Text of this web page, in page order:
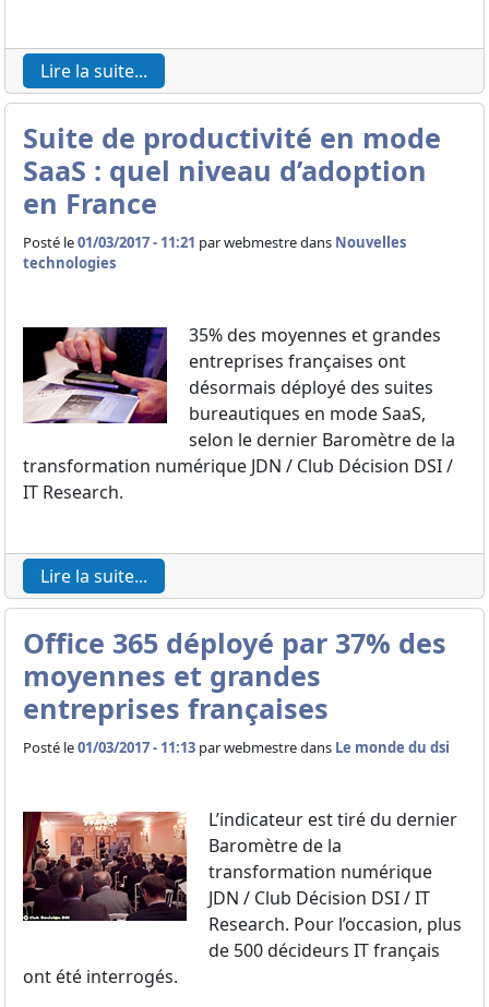
Lire la suite...
Suite de productivité en mode
SaaS : quel niveau d’adoption
en France
Posté le01/03/2017 - 11:21 parwebmestre dans Nouvelles
technologies
35% des moyennes et grandes
entreprises françaises ont
désormais déployé des suites
bureautiques en mode SaaS,
selon le dernier Baromètre de la
transformation numérique JDN / Club Décision DSI /
IT Research.
Lire la suite...
Office 365 déployé par 37% des
moyennes et grandes
entreprises françaises
Posté le01/03/2017 - 11:13 parwebmestre dans Le monde du dsi
L’indicateur est tiré du dernier
Baromètre de la
transformation numérique
JDN / Club Décision DSI / IT
Research. Pour l’occasion, plus
de 500 décideurs IT français
ont été interrogés.